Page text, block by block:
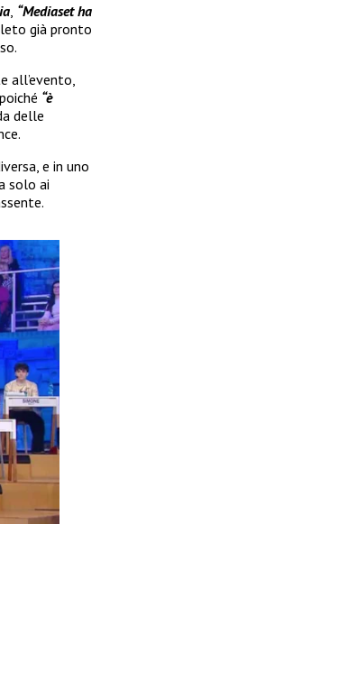
, “Mediaset ha
già pronto
all’evento,
poiché “è
delle
e in uno
solo ai